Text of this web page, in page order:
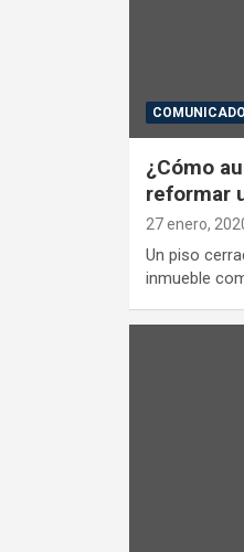
¿Cómo
reformar
27 enero,
Un piso
inmueble